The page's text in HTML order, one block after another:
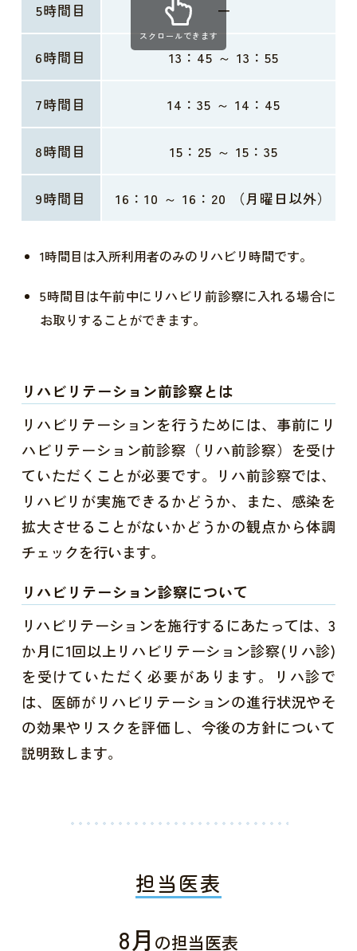
5時間目 ー
6時間目 13：45 ～ 13：55
7時間目 14：35 ～ 14：45
8時間目 15：25 ～ 15：35
9時間目 16：10 ～ 16：20 （月曜日以外）
スクロールできます
1時間目は入所利用者のみのリハビリ時間です。
5時間目は午前中にリハビリ前診察に入れる場合に
お取りすることができます。
リハビリテーション前診察とは
リハビリテーションを行うためには、事前にリ
ハビリテーション前診察（リハ前診察）を受け
ていただくことが必要です。リハ前診察では、
リハビリが実施できるかどうか、また、感染を
拡大させることがないかどうかの観点から体調
チェックを行います。
リハビリテーション診察について
リハビリテーションを施行するにあたっては、3
か月に1回以上リハビリテーション診察(リハ診)
を受けていただく必要があります。リハ診で
は、医師がリハビリテーションの進行状況やそ
の効果やリスクを評価し、今後の方針について
説明致します。
担当医表
8月 の担当医表